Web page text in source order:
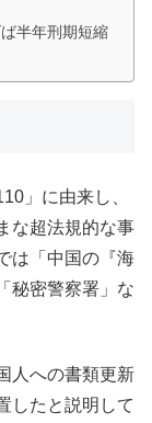
半年刑期短縮
」に由来し、
な超法規的な事
は「中国の『海
秘密警察署」な
人への書類更新
したと説明して